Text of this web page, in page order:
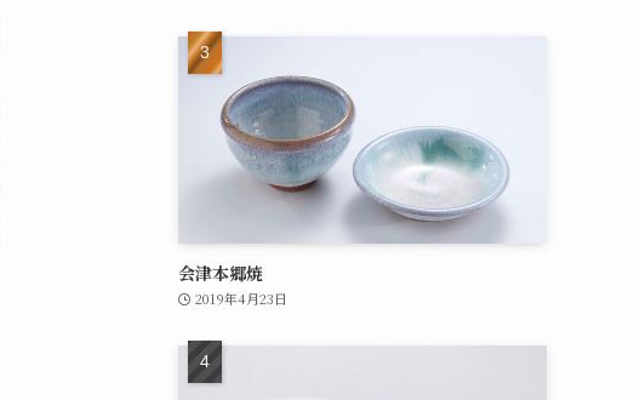
会津本郷焼
2019年4月23日